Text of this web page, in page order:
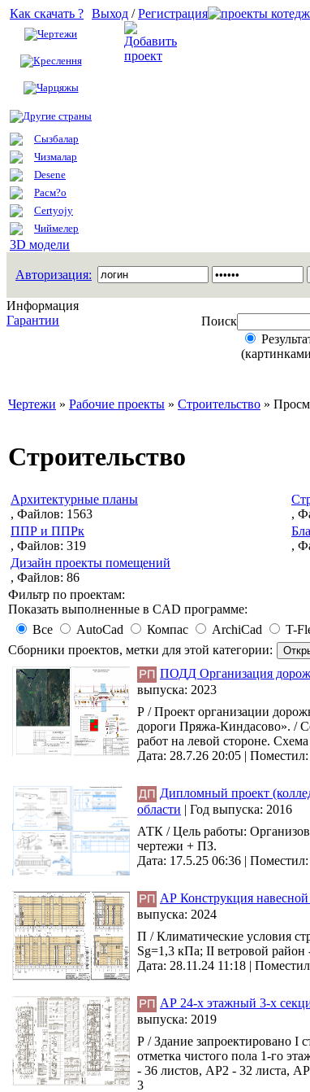
Как скачать ?
Чертежи
Креслення
Чарцяжы
Другие страны
Сызбалар
Чизмалар
Desene
Расм?о
Certyojy
Чиймелер
3D модели
Выход /Регистрация
Авторизация:
Информация
Гарантии
Поиск
Чертежи » Рабочие проекты » Строительство »
Строительство
Архитектурные планы
, Файлов: 1563
,
ППР и ППРк
, Файлов: 319
,
Дизайн проекты помещений
, Файлов: 86
Фильтр по проектам:
Показать выполненные в CAD программе:
Все
AutoCad Компас ArchiCad
T-
Сборники проектов, метки для этой категории:
ПОДД Организация
выпуска: 2023
Р / Проект организации
дороги Пряжа-Киндасово». /
работ на левой стороне.
Дата: 28.7.26 20:05 | Поместил:
Дипломный проект
области | Год выпуска: 2016
АТК / Цель работы:
чертежи + ПЗ.
Дата: 17.5.25 06:36 | Поместил:
АР Конструкция
выпуска: 2024
П / Климатические условия
Sg=1,3 кПа; II ветровой район
Дата: 28.11.24 11:18 |
АР 24-х этажный 3-х
выпуска: 2019
Р / Здание запроектировано I
отметка чистого пола 1-го
- 36 листов, АР2 - 32 листа,
3